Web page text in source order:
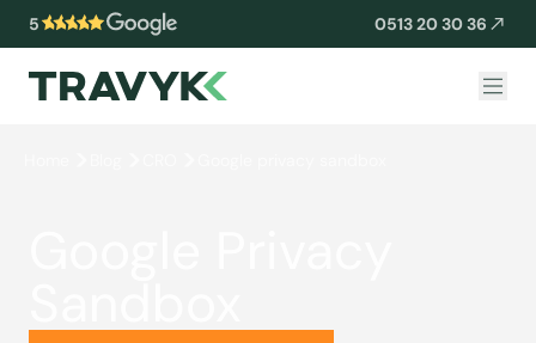
5 0513 20 30 36